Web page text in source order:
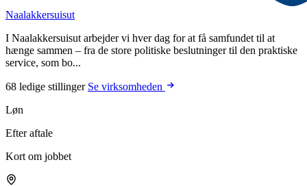
Naalakkersuisut
I Naalakkersuisut arbejder vi hver dag for at få samfundet til at
hænge sammen – fra de store politiske beslutninger til den praktiske
service, som bo...
68 ledige stillinger Se virksomheden
Løn
Efter aftale
Kort om jobbet